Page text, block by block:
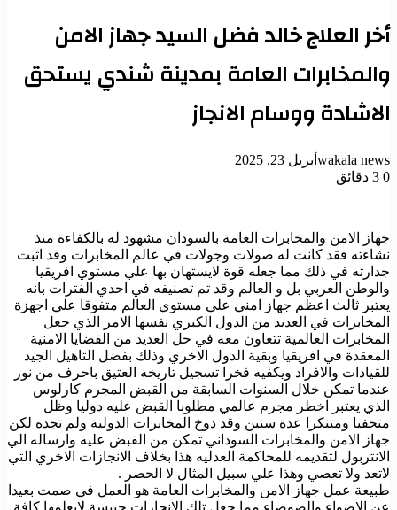
أخر العلاج خالد فضل السيد جهاز الامن
والمخابرات العامة بمدينة شندي يستحق
الاشادة ووسام الانجاز
wakala news أبريل 23, 2025
0
جهاز الامن والمخابرات العامة بالسودان مشهود له بالكفاءة منذ
نشاءته فقد كانت له صولات وجولات في عالم المخابرات وقد اثبت
جدارته في ذلك مما جعله قوة لايستهان بها علي مستوي افريقيا
والوطن العربي بل و العالم وقد تم تصنيفه في احدي الفترات بانه
يعتبر ثالث اعظم جهاز امني علي مستوي العالم متفوقا علي اجهزة
المخابرات في العديد من الدول الكبري نفسها الامر الذي جعل
المخابرات العالمية تتعاون معه في حل العديد من القضايا الامنية
المعقدة في افريقيا وبقية الدول الاخري وذلك بفضل التاهيل الجيد
للقيادات والافراد ويكفيه فخرا تسجيل تاريخه العتيق باحرف من نور
عندما تمكن خلال السنوات السابقة من القبض المجرم كارلوس
الذي يعتبر اخطر مجرم عالمي مطلوبا القبض عليه دوليا وظل
متخفيا ومتنكرا عدة سنين وقد دوخ المخابرات الدولية ولم تجده لكن
جهاز الامن والمخابرات السوداني تمكن من القبض عليه وارساله الي
الانتربول لتقديمه للمحاكمة العدليه هذا بخلاف الانجازات الاخري التي
لاتعد ولا تعصي وهذا علي سبيل المثال لا الحصر .
طبيعة عمل جهاز الامن والمخابرات العامة هو العمل في صمت بعيدا